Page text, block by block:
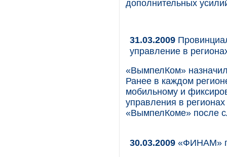
дополнительных
31.03.2009
управление в
«ВымпелКом»
Ранее в каждом
мобильному и
управления в
«ВымпелКоме» после
30.03.2009 «ФИНАМ»